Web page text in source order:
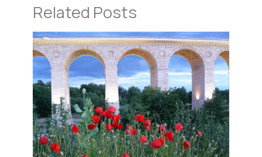
Related Posts